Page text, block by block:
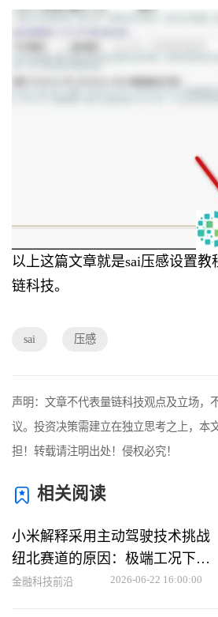
以上这篇文章就是sai压感设置
链科技。
sai 压感
声明：文章不代表量链科技观点及立场，
议。投资决策需建立在独立思考之上，本
担！转载请注明出处！侵权必究！
相关阅读
小米解释采用主动驾驶技术挑战
纽北赛道的原因：极端工况下助
力用户救车
金融科技前沿 2026-06-22 16:00:00